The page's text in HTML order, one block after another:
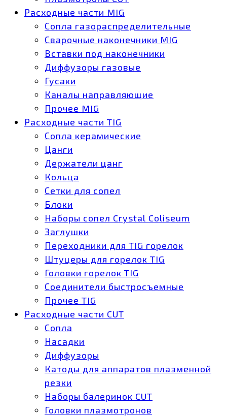
Расходные части MIG
Сопла газораспределительные
Сварочные наконечники MIG
Вставки под наконечники
Диффузоры газовые
Гусаки
Каналы направляющие
Прочее MIG
Расходные части TIG
Сопла керамические
Цанги
Держатели цанг
Кольца
Сетки для сопел
Блоки
Наборы сопел Crystal Coliseum
Заглушки
Переходники для TIG горелок
Штуцеры для горелок TIG
Головки горелок TIG
Соединители быстросъемные
Прочее TIG
Расходные части CUT
Сопла
Насадки
Диффузоры
Катоды для аппаратов плазменной
резки
Наборы балеринок CUT
Головки плазмотронов